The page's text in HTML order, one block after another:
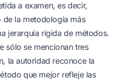
a examen, es decir,
la metodología más
jerarquía rígida de métodos.
sólo se mencionan tres
la autoridad reconoce la
que mejor refleje las